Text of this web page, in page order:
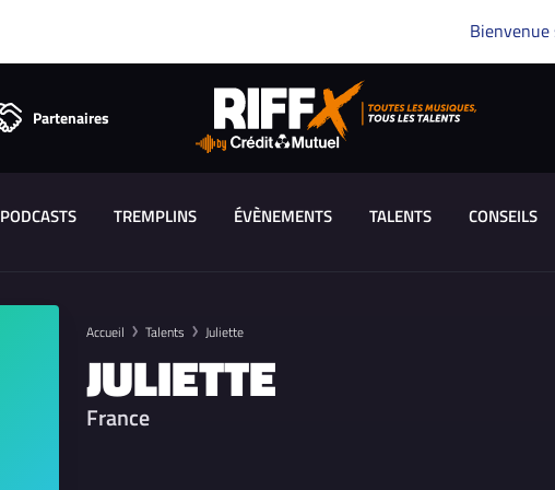
Bienvenue
Partenaires
PODCASTS TREMPLINS ÉVÈNEMENTS TALENTS CONSEILS
Accueil Talents Juliette
JULIETTE
France